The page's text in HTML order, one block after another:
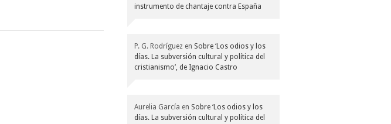
instrumento de chantaje contra España
P. G. Rodríguez en Sobre ‘Los odios y los
días. La subversión cultural y política del
cristianismo’, de Ignacio Castro
Aurelia García en Sobre ‘Los odios y los
días. La subversión cultural y política del